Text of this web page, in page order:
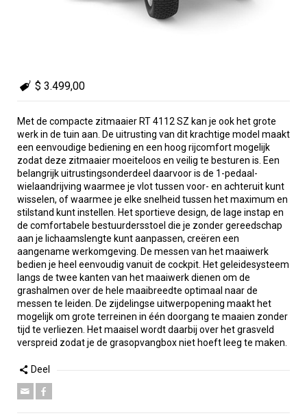
$ 3.499,00
Met de compacte zitmaaier RT 4112 SZ kan je ook het grote
werk in de tuin aan. De uitrusting van dit krachtige model maakt
een eenvoudige bediening en een hoog rijcomfort mogelijk
zodat deze zitmaaier moeiteloos en veilig te besturen is. Een
belangrijk uitrustingsonderdeel daarvoor is de 1-pedaal-
wielaandrijving waarmee je vlot tussen voor- en achteruit kunt
wisselen, of waarmee je elke snelheid tussen het maximum en
stilstand kunt instellen. Het sportieve design, de lage instap en
de comfortabele bestuurdersstoel die je zonder gereedschap
aan je lichaamslengte kunt aanpassen, creëren een
aangename werkomgeving. De messen van het maaiwerk
bedien je heel eenvoudig vanuit de cockpit. Het geleidesysteem
langs de twee kanten van het maaiwerk dienen om de
grashalmen over de hele maaibreedte optimaal naar de
messen te leiden. De zijdelingse uitwerpopening maakt het
mogelijk om grote terreinen in één doorgang te maaien zonder
tijd te verliezen. Het maaisel wordt daarbij over het grasveld
verspreid zodat je de grasopvangbox niet hoeft leeg te maken.
Deel